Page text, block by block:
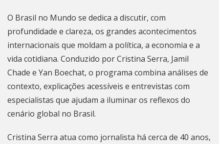
O Brasil no Mundo se dedica a discutir, com
profundidade e clareza, os grandes acontecimentos
internacionais que moldam a política, a economia e a
vida cotidiana. Conduzido por Cristina Serra, Jamil
Chade e Yan Boechat, o programa combina análises de
contexto, explicações acessíveis e entrevistas com
especialistas que ajudam a iluminar os reflexos do
cenário global no Brasil.
Cristina Serra atua como jornalista há cerca de 40 anos,